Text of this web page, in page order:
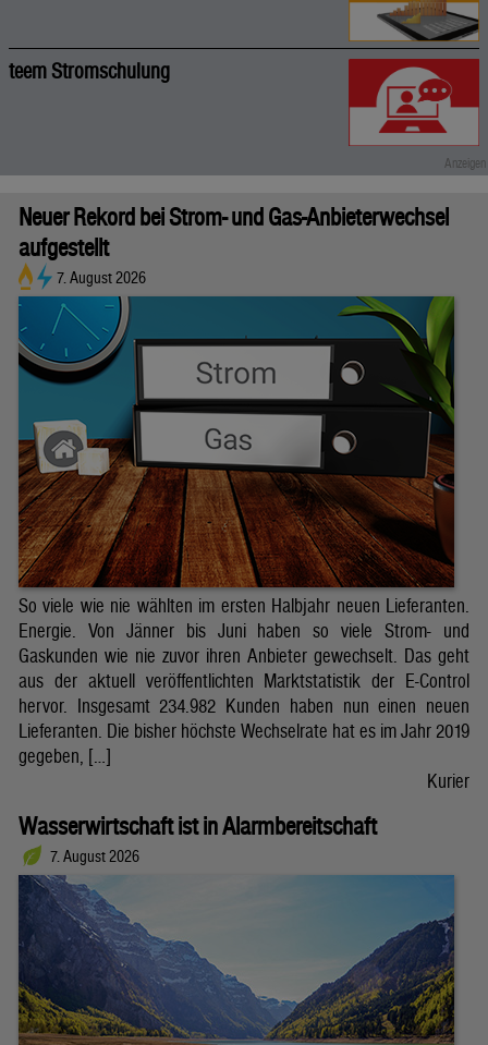
teem Stromschulung
Neuer Rekord bei Strom- und Gas-Anbieterwechsel
aufgestellt
7. August 2026
So viele wie nie wählten im ersten Halbjahr neuen Lieferanten.
Energie. Von Jänner bis Juni haben so viele Strom- und
Gaskunden wie nie zuvor ihren Anbieter gewechselt. Das geht
aus der aktuell veröffentlichten Marktstatistik der E-Control
hervor. Insgesamt 234.982 Kunden haben nun einen neuen
Lieferanten. Die bisher höchste Wechselrate hat es im Jahr 2019
gegeben, […]
Kurier
Wasserwirtschaft ist in Alarmbereitschaft
7. August 2026